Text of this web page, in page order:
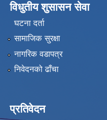
विधुतीय शुसासन सेवा
घटना दर्ता
सामाजिक सुरक्षा
नागरिक वडापत्र
निवेदनको ढाँचा
प्रतिवेदन